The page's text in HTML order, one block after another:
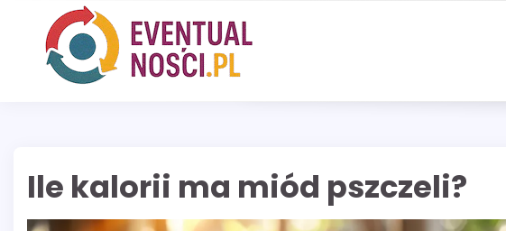
content
Ile kalorii ma miód pszczeli?